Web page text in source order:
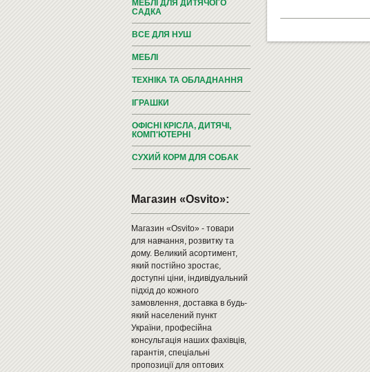
МЕБЛІ ДЛЯ ДИТЯЧОГО
САДКА
ВСЕ ДЛЯ НУШ
МЕБЛІ
ТЕХНІКА ТА ОБЛАДНАННЯ
ІГРАШКИ
ОФІСНІ КРІСЛА, ДИТЯЧІ,
КОМП'ЮТЕРНІ
СУХИЙ КОРМ ДЛЯ СОБАК
Магазин «Osvito»:
Магазин «Osvito» - товари
для навчання, розвитку та
дому. Великий асортимент,
який постійно зростає,
доступні ціни, індивідуальний
підхід до кожного
замовлення, доставка в будь-
який населений пункт
України, професійна
консультація наших фахівців,
гарантія, спеціальні
пропозиції для оптових